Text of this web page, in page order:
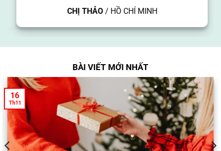
CHỊ THẢO / HỒ CHÍ MINH
BÀI VIẾT MỚI NHẤT
16
Th11